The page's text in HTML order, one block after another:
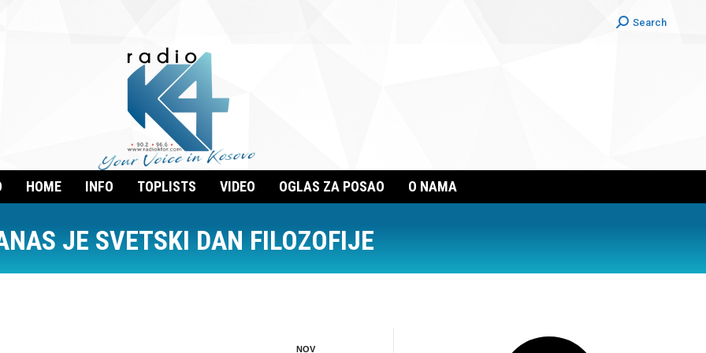
Search:
Search
HOME INFO TOPLISTS VIDEO OGLAS ZA POSAO O NAMA
JE SVETSKI DAN FILOZOFIJE
NOV